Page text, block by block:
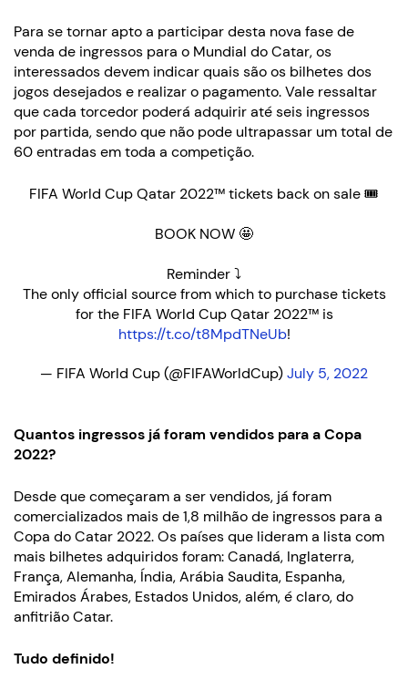
Para se tornar apto a participar desta nova fase de
venda de ingressos para o Mundial do Catar, os
interessados devem indicar quais são os bilhetes dos
jogos desejados e realizar o pagamento. Vale ressaltar
que cada torcedor poderá adquirir até seis ingressos
por partida, sendo que não pode ultrapassar um total de
60 entradas em toda a competição.
FIFA World Cup Qatar 2022™ tickets back on sale 🎟
BOOK NOW 🤩
Reminder ⤵️
The only official source from which to purchase tickets
for the FIFA World Cup Qatar 2022™ is
https://t.co/t8MpdTNeUb!
— FIFA World Cup (@FIFAWorldCup)July 5, 2022
Quantos ingressos já foram vendidos para a Copa
2022?
Desde que começaram a ser vendidos, já foram
comercializados mais de 1,8 milhão de ingressos para a
Copa do Catar 2022. Os países que lideram a lista com
mais bilhetes adquiridos foram: Canadá, Inglaterra,
França, Alemanha, Índia, Arábia Saudita, Espanha,
Emirados Árabes, Estados Unidos, além, é claro, do
anfitrião Catar.
Tudo definido!